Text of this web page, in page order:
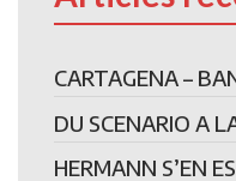
CARTAGENA –
DU SCENARIO A
HERMANN S’EN